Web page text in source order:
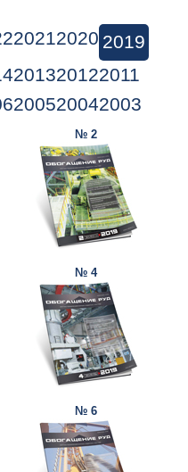
20212020 2019
201320122011
200520042003
№ 2
№ 4
№ 6